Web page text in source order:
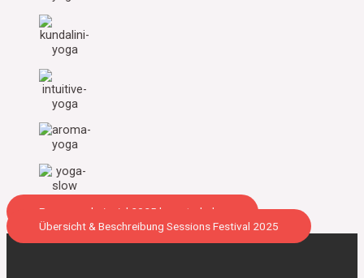
Programmbeispiel 2025 herunterladen
Übersicht & Beschreibung Sessions Festival 2025